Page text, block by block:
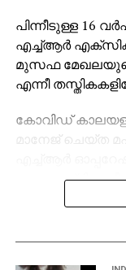
പിന്നീടുള്ള 16
എച്ച്ആര്‍
മുസഫ മേഖലയുടെ
എന്നീ
കോവിഡ്
മാനേജ് ചെയ്ത
ആശുപത്രി
വിജയകരമായി
ഹീറോസ് ഓഫ്
വിസയും അനസിന്